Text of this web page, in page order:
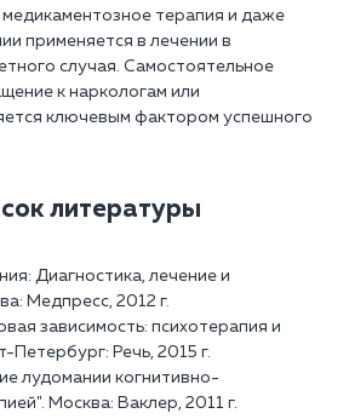
медикаментозное терапия и даже
применяется в лечении в
случая. Самостоятельное
к наркологам или
ключевым фактором успешного
литературы
Диагностика, лечение и
Медпресс, 2012 г.
зависимость: психотерапия и
Петербург: Речь, 2015 г.
лудомании когнитивно-
Москва: Ваклер, 2011 г.